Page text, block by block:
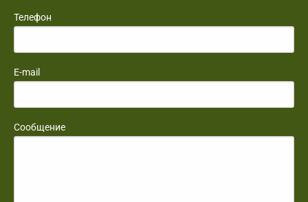
Телефон
E-mail
Сообщение